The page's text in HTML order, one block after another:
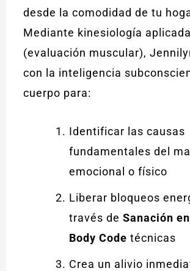
desde la comodidad de tu
Mediante kinesiología aplicada
(evaluación muscular),
con la inteligencia
cuerpo para:
Identificar las causas
fundamentales del
emocional o físico
Liberar bloqueos
través de Sanación
Body Code técnicas
Crea un alivio